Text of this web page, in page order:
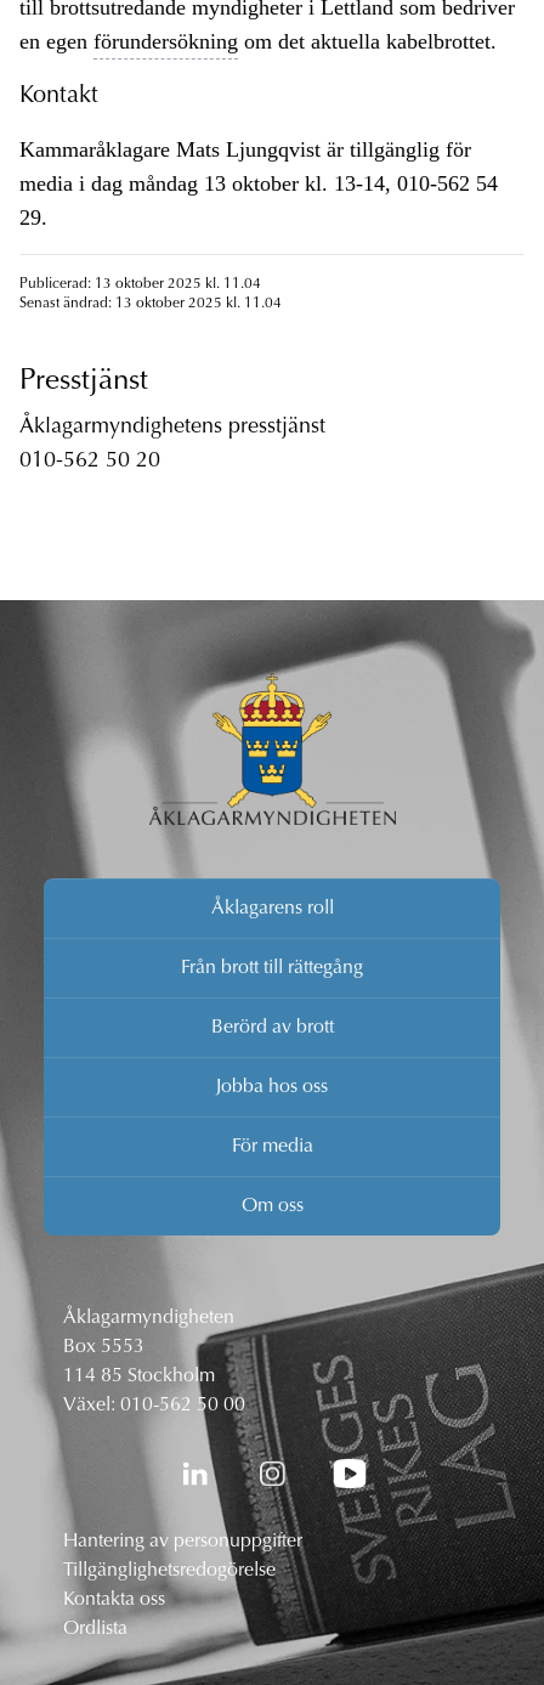
till brottsutredande myndigheter i Lettland som bedriver
en egen förundersökning om det aktuella kabelbrottet.
Kontakt
Kammaråklagare Mats Ljungqvist är tillgänglig för
media i dag måndag 13 oktober kl. 13-14, 010-562 54
29.
Publicerad: 13 oktober 2025 kl. 11.04
Senast ändrad: 13 oktober 2025 kl. 11.04
Presstjänst
Åklagarmyndighetens presstjänst
010-562 50 20
Åklagarens roll
Från brott till rättegång
Berörd av brott
Jobba hos oss
För media
Om oss
Åklagarmyndigheten
Box 5553
114 85 Stockholm
Växel: 010-562 50 00
Hantering av personuppgifter
Tillgänglighetsredogörelse
Kontakta oss
Ordlista